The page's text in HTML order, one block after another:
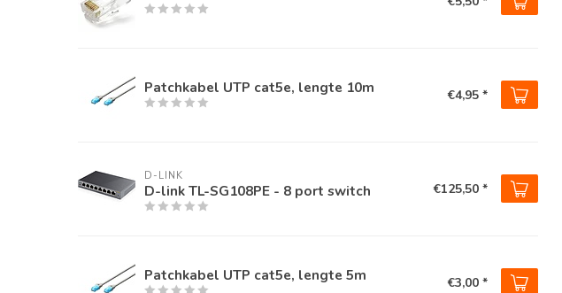
Patchkabel UTP cat5e, lengte 10m €4,95 *
D-LINK
D-link TL-SG108PE - 8 port switch €125,50 *
Patchkabel UTP cat5e, lengte 5m €3,00 *